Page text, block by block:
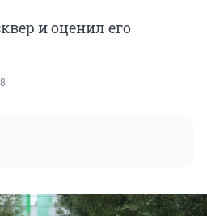
и оценил его